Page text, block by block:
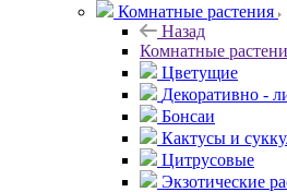
Комнатные растения
Назад
Комнатные
Цветущие
Декоративно -
Бонсаи
Кактусы и
Цитрусовые
Экзотические